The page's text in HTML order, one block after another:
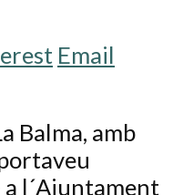
Email
Balma, amb
a l´Ajuntament